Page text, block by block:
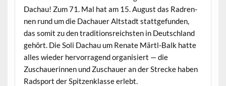
Dachau! Zum 71. Mal hat am 15. August das Radren­
nen rund um die Dachauer Alt­stadt stattge­fun­den,
das somit zu den tra­di­tion­sre­ich­sten in Deutsch­land
gehört. Die Soli Dachau um Renate Märtl-Balk hat­te
alles wieder her­vor­ra­gend organ­isiert — die
Zuschauerin­nen und Zuschauer an der Strecke haben
Rad­sport der Spitzen­klasse erlebt.